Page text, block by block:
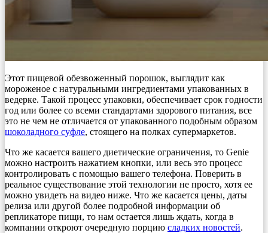
Этот пищевой обезвоженный порошок, выглядит как
мороженое с натуральными ингредиентами упакованных в
ведерке. Такой процесс упаковки, обеспечивает срок годности
год или более со всеми стандартами здорового питания, все
это не чем не отличается от упакованного подобным образом
шоколадного суфле, стоящего на полках супермаркетов.
Что же касается вашего диетические ограничения, то Genie
можно настроить нажатием кнопки, или весь это процесс
контролировать с помощью вашего телефона. Поверить в
реальное существование этой технологии не просто, хотя ее
можно увидеть на видео ниже. Что же касается цены, даты
релиза или другой более подробной информации об
репликаторе пищи, то нам остается лишь ждать, когда в
компании откроют очередную порцию сладких новостей.